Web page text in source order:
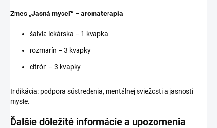
Zmes „Jasná myseľ“ – aromaterapia
šalvia lekárska – 1 kvapka
rozmarín – 3 kvapky
citrón – 3 kvapky
Indikácia: podpora sústredenia, mentálnej sviežosti a jasnosti
mysle.
Ďalšie dôležité informácie a upozornenia